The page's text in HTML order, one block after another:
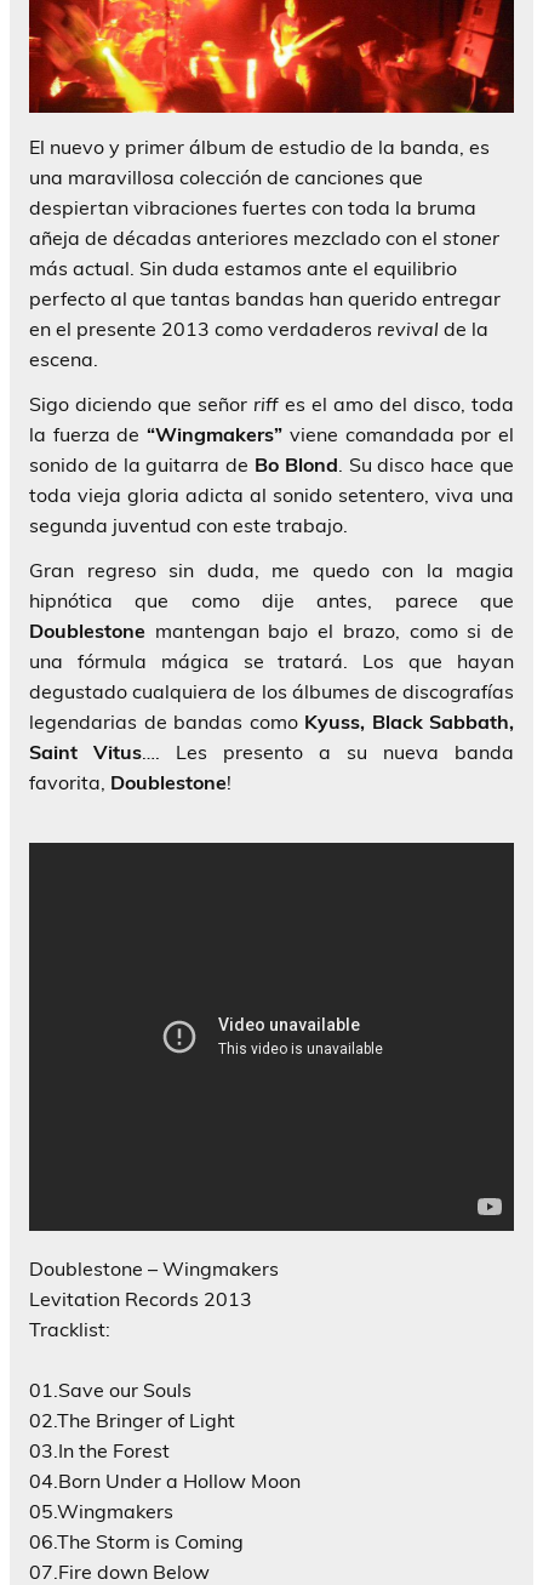
El nuevo y primer álbum de estudio de la banda, es
una maravillosa colección de canciones que
despiertan vibraciones fuertes con toda la bruma
añeja de décadas anteriores mezclado con el stoner
más actual. Sin duda estamos ante el equilibrio
perfecto al que tantas bandas han querido entregar
en el presente 2013 como verdaderos revival de la
escena.
Sigo diciendo que señor riff es el amo del disco, toda
la fuerza de“Wingmakers” viene comandada por el
sonido de la guitarra de Bo Blond . Su disco hace que
toda vieja gloria adicta al sonido setentero, viva una
segunda juventud con este trabajo.
Gran regreso sin duda, me quedo con la magia
hipnótica que como dije antes, parece que
Doublestone mantengan bajo el brazo, como si de
una fórmula mágica se tratará. Los que hayan
degustado cualquiera de los álbumes de discografías
legendarias de bandas como Kyuss, Black Sabbath,
Saint Vitus …. Les presento a su nueva banda
favorita, Doublestone!
Doublestone – Wingmakers
Levitation Records 2013
Tracklist:
01.Save our Souls
02.The Bringer of Light
03.In the Forest
04.Born Under a Hollow Moon
05.Wingmakers
06.The Storm is Coming
07.Fire down Below